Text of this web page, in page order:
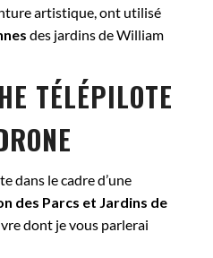
artistique, ont utilisé
des jardins de William
TÉLÉPILOTE
dans le cadre d’une
des Parcs et Jardins de
dont je vous parlerai